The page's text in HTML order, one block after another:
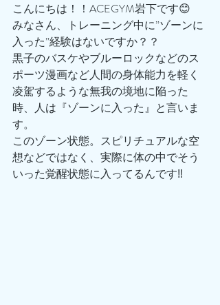
こんにちは！！ACEGYM岩下です😊
みなさん、トレーニング中に”ゾーンに
入った”経験はないですか？？
黒子のバスケやブルーロックなどのス
ポーツ漫画など人間の身体能力を軽く
凌駕するような無我の境地に陥った
時、人は『ゾーンに入った』と言いま
す。
このゾーン状態。スピリチュアルな空
想などではなく、実際に体の中でそう
いった覚醒状態に入ってるんです‼️